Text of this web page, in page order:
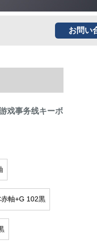
お問い
戏事务线キーボ
軸+G 102黒